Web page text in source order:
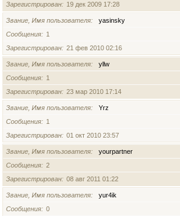
Зарегистрирован
19 дек 2009 17:28
Звание, Имя пользователя
yasinsky
Сообщения
1
Зарегистрирован
21 фев 2010 02:16
Звание, Имя пользователя
yllw
Сообщения
1
Зарегистрирован
23 мар 2010 17:14
Звание, Имя пользователя
Yrz
Сообщения
1
Зарегистрирован
01 окт 2010 23:57
Звание, Имя пользователя
yourpartner
Сообщения
2
Зарегистрирован
08 авг 2011 01:22
Звание, Имя пользователя
yur4ik
Сообщения
0